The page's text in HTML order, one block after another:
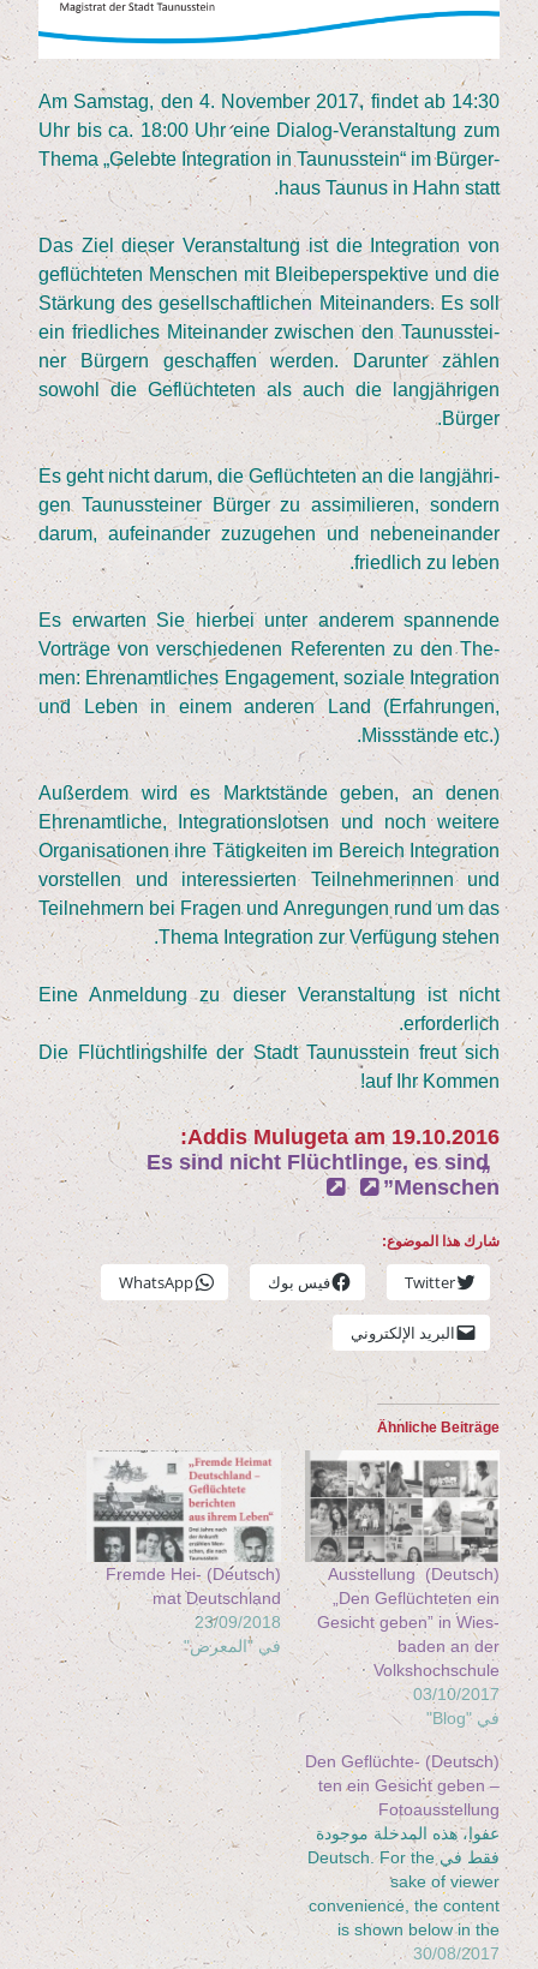
Am Sams­tag, den4. Novem­ber2017, fin­det ab 14:30
Uhr bis ca.18:00Uhr eine Dia­log-Ver­an­stal­tung zum
The­ma „Geleb­te Inte­gra­ti­on in Tau­nus­stein“ im Bür­ger­
haus Tau­nus in Hahn statt.
Das Ziel die­ser Ver­an­stal­tung ist die Inte­gra­ti­on von
geflüch­te­ten Men­schen mit Blei­be­per­spek­ti­ve und die
Stär­kung des gesell­schaft­li­chen Mit­ein­an­ders. Es soll
ein fried­li­ches Mit­ein­an­der zwi­schen den Tau­nus­stei­
ner Bür­gern geschaf­fen wer­den. Dar­un­ter zäh­len
sowohl die Geflüch­te­ten als auch die lang­jäh­ri­gen
Bürger.
Es geht nicht dar­um, die Geflüch­te­ten an die lang­jäh­ri­
gen Tau­nus­stei­ner Bür­ger zu assi­mi­lie­ren, son­dern
dar­um, auf­ein­an­der zuzu­ge­hen und neben­ein­an­der
fried­lich zu leben.
Es erwar­ten Sie hier­bei unter ande­rem span­nen­de
Vor­trä­ge von ver­schie­de­nen Refe­ren­ten zu den The­
men: Ehren­amt­li­ches Enga­ge­ment, sozia­le Inte­gra­ti­on
und Leben in einem ande­ren Land (Erfah­run­gen,
Miss­stän­de etc.).
Außer­dem wird es Markt­stän­de geben, an denen
Ehren­amt­li­che, Inte­gra­ti­ons­lot­sen und noch wei­te­re
Orga­ni­sa­tio­nen ihre Tätig­kei­ten im Bereich Inte­gra­ti­on
vor­stel­len und inter­es­sier­ten Teil­neh­me­rin­nen und
Teil­neh­mern bei Fra­gen und Anre­gun­gen rund um das
The­ma Inte­gra­ti­on zur Ver­fü­gung stehen.
Eine Anmel­dung zu die­ser Ver­an­stal­tung ist nicht
erforderlich.
Die Flücht­lings­hil­fe der Stadt Tau­nus­stein freut sich
auf Ihr Kommen!
Addis Mulu­ge­ta am19.10.2016
:
„
Es sind nicht Flücht­lin­ge, es sind
Menschen”
شارك هذا الموضوع:
Twit­ter فيس بوك Whats­App
البريد الإلكتروني
Ähn­li­che Beiträge
(Deutsch) Aus­stel­lung ​
„Den Geflüch­te­ten ein
Gesicht geben” in Wies­
ba­den an der
Volkshochschule
03/10/2017
في "Blog"
(Deutsch) Frem­de Hei­
mat Deutschland
23/09/2018
في "المعرض"
(Deutsch) Den Geflüch­te­
ten ein Gesicht geben –
Fotoausstellung
عفوا، هذه المدخلة موجودة
فقط في Deutsch. For the
sake of viewer
convenience, the content
is shown below in the
alternative language. You
30/08/2017